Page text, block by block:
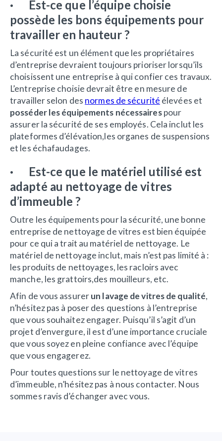
· Est-ce que l’équipe choisie
possède les bons équipements pour
travailler en hauteur ?
La sécurité est un élément que les propriétaires
d’entreprise devraient toujours prioriser lorsqu’ils
choisissent une entreprise à qui confier ces travaux.
L’entreprise choisie devrait être en mesure de
travailler selon des normes de sécurité élevées et
posséder les équipements nécessairespour
assurer la sécurité de ses employés. Cela inclut les
plateformes d’élévation,les organes de suspensions
et les échafaudages.
· Est-ce que le matériel utilisé est
adapté au nettoyage de vitres
d’immeuble ?
Outre les équipements pour la sécurité, une bonne
entreprise de nettoyage de vitres est bien équipée
pour ce qui a trait au matériel de nettoyage. Le
matériel de nettoyage inclut, mais n’est pas limité à :
les produits de nettoyages, les racloirs avec
manche, les grattoirs,des mouilleurs, etc.
Afin de vous assurerun lavage de vitres de qualité,
n’hésitez pas à poser des questions à l’entreprise
que vous souhaitez engager. Puisqu’il s’agit d’un
projet d’envergure, il est d’une importance cruciale
que vous soyez en pleine confiance avec l’équipe
que vous engagerez.
Pour toutes questions sur le nettoyage de vitres
d’immeuble, n’hésitez pas à nous contacter. Nous
sommes ravis d’échanger avec vous.